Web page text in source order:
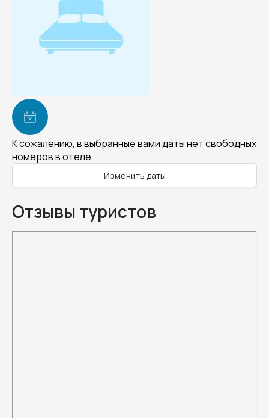
К сожалению, в выбранные вами даты нет свободных
номеров в отеле
Изменить даты
Отзывы туристов